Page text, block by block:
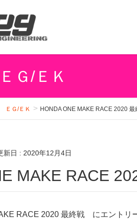
Ｇ/ＥＫ
ＥＧ/ＥＫ HONDA ONE MAKE RACE 2020
新日 : 2020年12月4日
MAKE RACE
RACE 2020 最終戦 にエントリ